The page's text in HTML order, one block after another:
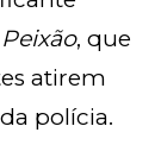
Peixão, que
atirem
polícia.